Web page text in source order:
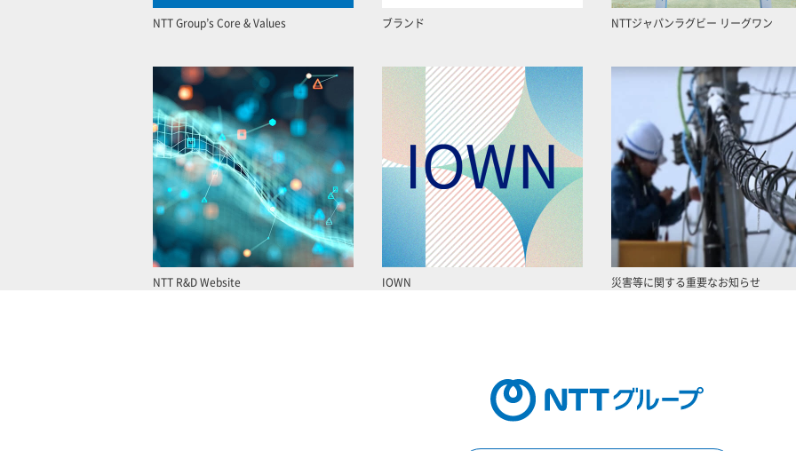
NTT Group’s Core & Values ブランド NTTジャパンラグビー リーグワン
NTT R&D Website IOWN 災害等に関する重要なお知らせ